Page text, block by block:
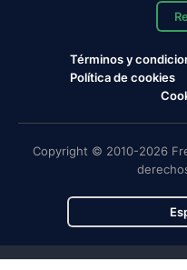
Términos y
Política de cookies
Copyright © 2010-2026